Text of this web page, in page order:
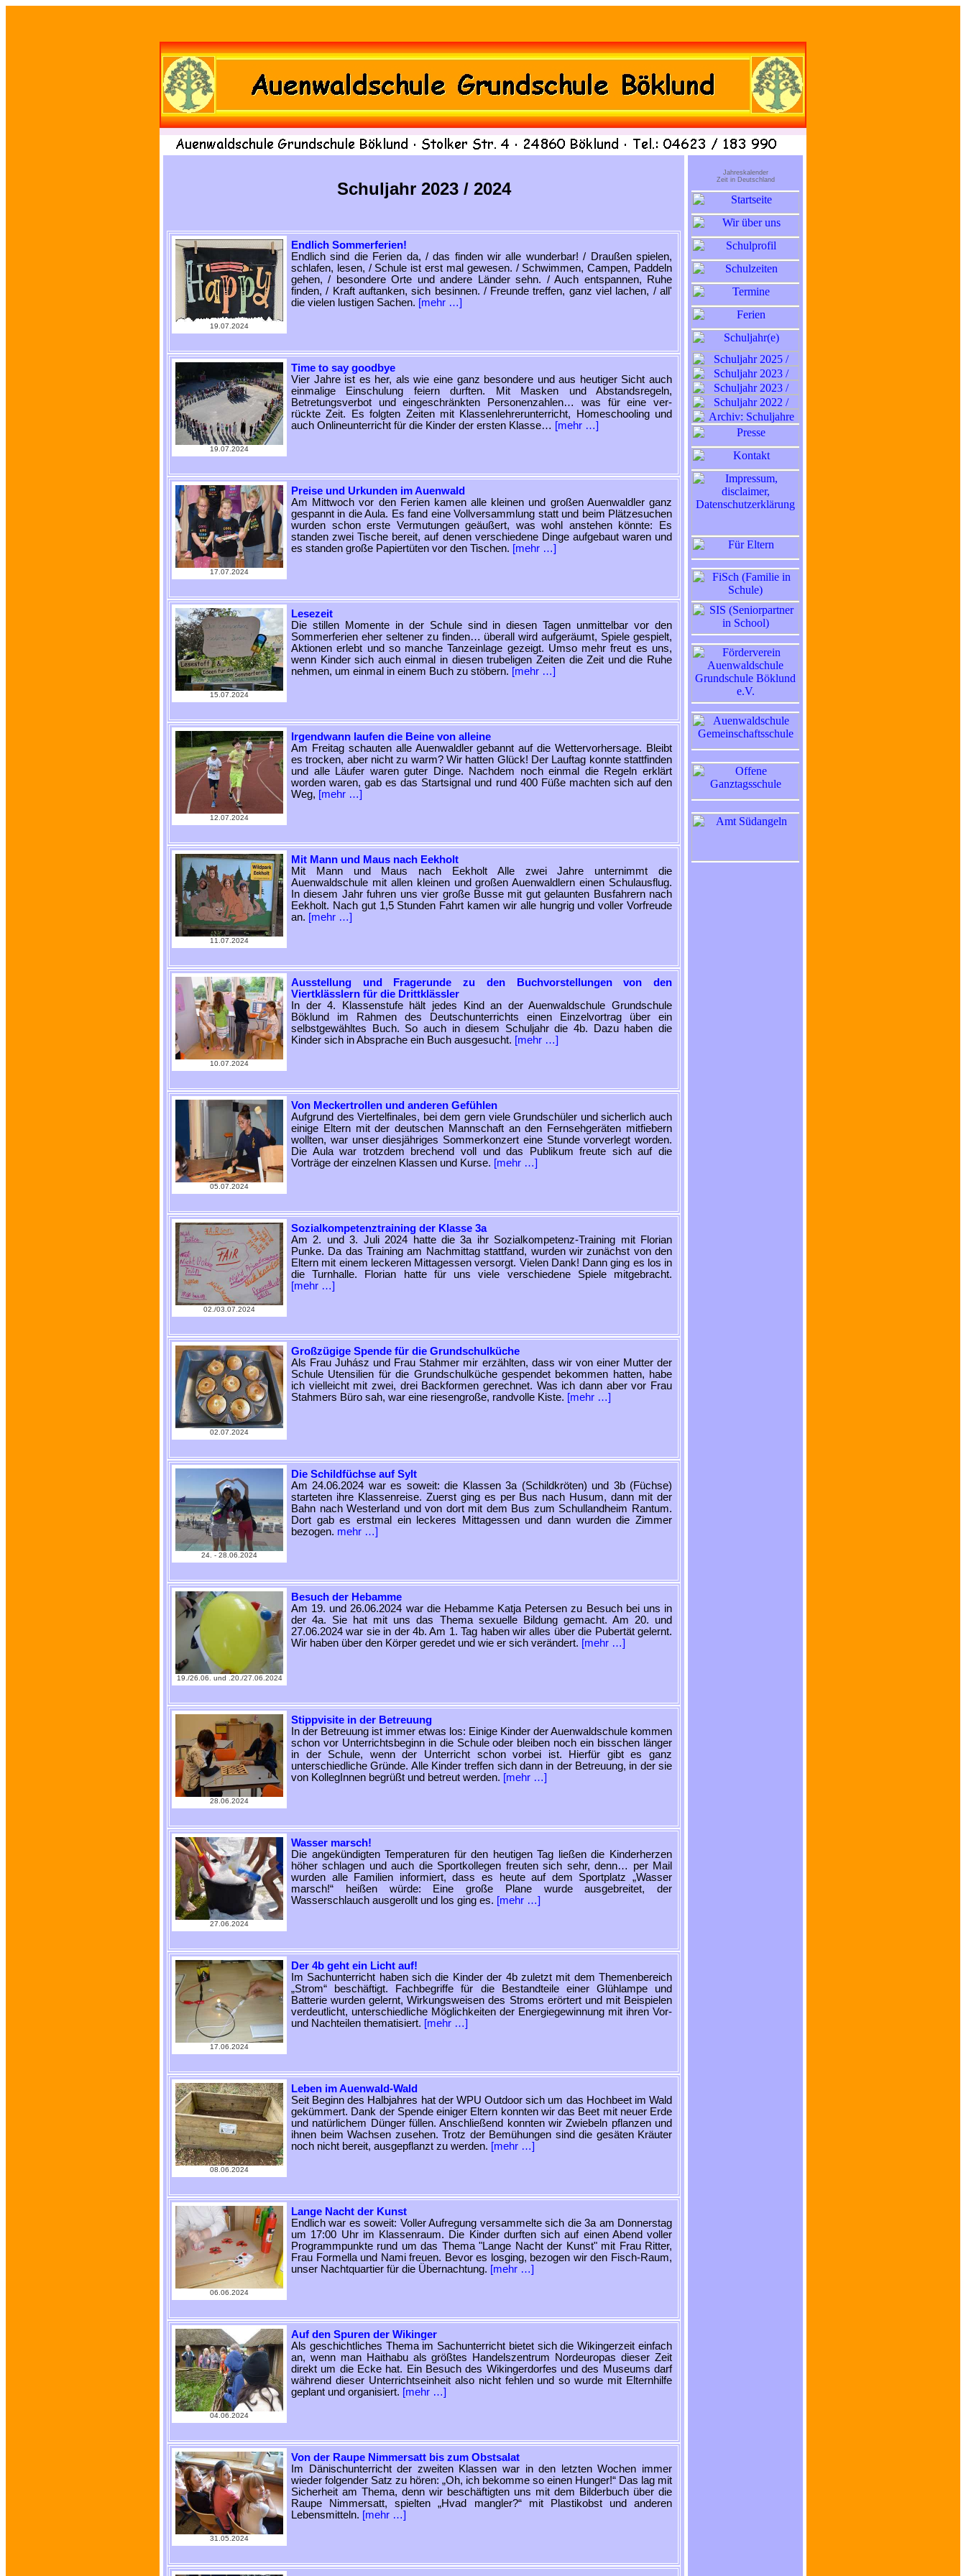
Schuljahr 2023 / 2024
19.07.2024
Endlich Sommerferien!
Endlich sind die Ferien da, / das finden wir alle wunderbar! / Draußen spielen,
schlafen, lesen, / Schule ist erst mal gewesen. / Schwimmen, Campen, Paddeln
gehen, / besondere Orte und andere Länder sehn. / Auch entspannen, Ruhe
finden, / Kraft auftanken, sich besinnen. / Freunde treffen, ganz viel lachen, / all'
die vielen lustigen Sachen. [mehr …]
19.07.2024
Time to say goodbye
Vier Jahre ist es her, als wie eine ganz besondere und aus heutiger Sicht auch
einmalige Einschulung feiern durften. Mit Masken und Abstandsregeln,
Betretungsverbot und eingeschränkten Personenzahlen… was für eine ver-
rückte Zeit. Es folgten Zeiten mit Klassenlehrerunterricht, Homeschooling und
auch Onlineunterricht für die Kinder der ersten Klasse… [mehr …]
17.07.2024
Preise und Urkunden im Auenwald
Am Mittwoch vor den Ferien kamen alle kleinen und großen Auenwaldler ganz
gespannt in die Aula. Es fand eine Vollversammlung statt und beim Plätzesuchen
wurden schon erste Vermutungen geäußert, was wohl anstehen könnte: Es
standen zwei Tische bereit, auf denen verschiedene Dinge aufgebaut waren und
es standen große Papiertüten vor den Tischen. [mehr …]
15.07.2024
Lesezeit
Die stillen Momente in der Schule sind in diesen Tagen unmittelbar vor den
Sommerferien eher seltener zu finden… überall wird aufgeräumt, Spiele gespielt,
Aktionen erlebt und so manche Tanzeinlage gezeigt. Umso mehr freut es uns,
wenn Kinder sich auch einmal in diesen trubeligen Zeiten die Zeit und die Ruhe
nehmen, um einmal in einem Buch zu stöbern. [mehr …]
12.07.2024
Irgendwann laufen die Beine von alleine
Am Freitag schauten alle Auenwaldler gebannt auf die Wettervorhersage. Bleibt
es trocken, aber nicht zu warm? Wir hatten Glück! Der Lauftag konnte stattfinden
und alle Läufer waren guter Dinge. Nachdem noch einmal die Regeln erklärt
worden waren, gab es das Startsignal und rund 400 Füße machten sich auf den
Weg, [mehr …]
11.07.2024
Mit Mann und Maus nach Eekholt
Mit Mann und Maus nach Eekholt Alle zwei Jahre unternimmt die
Auenwaldschule mit allen kleinen und großen Auenwaldlern einen Schulausflug.
In diesem Jahr fuhren uns vier große Busse mit gut gelaunten Busfahrern nach
Eekholt. Nach gut 1,5 Stunden Fahrt kamen wir alle hungrig und voller Vorfreude
an. [mehr …]
10.07.2024
Ausstellung und Fragerunde zu den Buchvorstellungen von den
Viertklässlern für die Drittklässler
In der 4. Klassenstufe hält jedes Kind an der Auenwaldschule Grundschule
Böklund im Rahmen des Deutschunterrichts einen Einzelvortrag über ein
selbstgewähltes Buch. So auch in diesem Schuljahr die 4b. Dazu haben die
Kinder sich in Absprache ein Buch ausgesucht. [mehr …]
05.07.2024
Von Meckertrollen und anderen Gefühlen
Aufgrund des Viertelfinales, bei dem gern viele Grundschüler und sicherlich auch
einige Eltern mit der deutschen Mannschaft an den Fernsehgeräten mitfiebern
wollten, war unser diesjähriges Sommerkonzert eine Stunde vorverlegt worden.
Die Aula war trotzdem brechend voll und das Publikum freute sich auf die
Vorträge der einzelnen Klassen und Kurse. [mehr …]
02./03.07.2024
Sozialkompetenztraining der Klasse 3a
Am 2. und 3. Juli 2024 hatte die 3a ihr Sozialkompetenz-Training mit Florian
Punke. Da das Training am Nachmittag stattfand, wurden wir zunächst von den
Eltern mit einem leckeren Mittagessen versorgt. Vielen Dank! Dann ging es los in
die Turnhalle. Florian hatte für uns viele verschiedene Spiele mitgebracht.
[mehr …]
02.07.2024
Großzügige Spende für die Grundschulküche
Als Frau Juhász und Frau Stahmer mir erzählten, dass wir von einer Mutter der
Schule Utensilien für die Grundschulküche gespendet bekommen hatten, habe
ich vielleicht mit zwei, drei Backformen gerechnet. Was ich dann aber vor Frau
Stahmers Büro sah, war eine riesengroße, randvolle Kiste. [mehr …]
24. - 28.06.2024
Die Schildfüchse auf Sylt
Am 24.06.2024 war es soweit: die Klassen 3a (Schildkröten) und 3b (Füchse)
starteten ihre Klassenreise. Zuerst ging es per Bus nach Husum, dann mit der
Bahn nach Westerland und von dort mit dem Bus zum Schullandheim Rantum.
Dort gab es erstmal ein leckeres Mittagessen und dann wurden die Zimmer
bezogen. mehr …]
19./26.06. und .20./27.06.2024
Besuch der Hebamme
Am 19. und 26.06.2024 war die Hebamme Katja Petersen zu Besuch bei uns in
der 4a. Sie hat mit uns das Thema sexuelle Bildung gemacht. Am 20. und
27.06.2024 war sie in der 4b. Am 1. Tag haben wir alles über die Pubertät gelernt.
Wir haben über den Körper geredet und wie er sich verändert. [mehr …]
28.06.2024
Stippvisite in der Betreuung
In der Betreuung ist immer etwas los: Einige Kinder der Auenwaldschule kommen
schon vor Unterrichtsbeginn in die Schule oder bleiben noch ein bisschen länger
in der Schule, wenn der Unterricht schon vorbei ist. Hierfür gibt es ganz
unterschiedliche Gründe. Alle Kinder treffen sich dann in der Betreuung, in der sie
von KollegInnen begrüßt und betreut werden. [mehr …]
27.06.2024
Wasser marsch!
Die angekündigten Temperaturen für den heutigen Tag ließen die Kinderherzen
höher schlagen und auch die Sportkollegen freuten sich sehr, denn… per Mail
wurden alle Familien informiert, dass es heute auf dem Sportplatz „Wasser
marsch!“ heißen würde: Eine große Plane wurde ausgebreitet, der
Wasserschlauch ausgerollt und los ging es. [mehr …]
17.06.2024
Der 4b geht ein Licht auf!
Im Sachunterricht haben sich die Kinder der 4b zuletzt mit dem Themenbereich
„Strom“ beschäftigt. Fachbegriffe für die Bestandteile einer Glühlampe und
Batterie wurden gelernt, Wirkungsweisen des Stroms erörtert und mit Beispielen
verdeutlicht, unterschiedliche Möglichkeiten der Energiegewinnung mit ihren Vor-
und Nachteilen thematisiert. [mehr …]
08.06.2024
Leben im Auenwald-Wald
Seit Beginn des Halbjahres hat der WPU Outdoor sich um das Hochbeet im Wald
gekümmert. Dank der Spende einiger Eltern konnten wir das Beet mit neuer Erde
und natürlichem Dünger füllen. Anschließend konnten wir Zwiebeln pflanzen und
ihnen beim Wachsen zusehen. Trotz der Bemühungen sind die gesäten Kräuter
noch nicht bereit, ausgepflanzt zu werden. [mehr …]
06.06.2024
Lange Nacht der Kunst
Endlich war es soweit: Voller Aufregung versammelte sich die 3a am Donnerstag
um 17:00 Uhr im Klassenraum. Die Kinder durften sich auf einen Abend voller
Programmpunkte rund um das Thema "Lange Nacht der Kunst" mit Frau Ritter,
Frau Formella und Nami freuen. Bevor es losging, bezogen wir den Fisch-Raum,
unser Nachtquartier für die Übernachtung. [mehr …]
04.06.2024
Auf den Spuren der Wikinger
Als geschichtliches Thema im Sachunterricht bietet sich die Wikingerzeit einfach
an, wenn man Haithabu als größtes Handelszentrum Nordeuropas dieser Zeit
direkt um die Ecke hat. Ein Besuch des Wikingerdorfes und des Museums darf
während dieser Unterrichtseinheit also nicht fehlen und so wurde mit Elternhilfe
geplant und organisiert. [mehr …]
31.05.2024
Von der Raupe Nimmersatt bis zum Obstsalat
Im Dänischunterricht der zweiten Klassen war in den letzten Wochen immer
wieder folgender Satz zu hören: „Oh, ich bekomme so einen Hunger!“ Das lag mit
Sicherheit am Thema, denn wir beschäftigten uns mit dem Bilderbuch über die
Raupe Nimmersatt, spielten „Hvad mangler?“ mit Plastikobst und anderen
Lebensmitteln. [mehr …]
Jahreskalender
Zeit in Deutschland